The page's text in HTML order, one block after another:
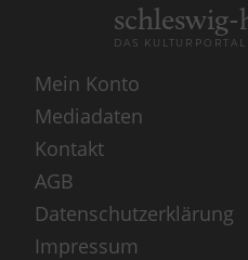
DAS
Mein Konto
Mediadaten
Kontakt
AGB
Datenschutzerklärung
Impressum